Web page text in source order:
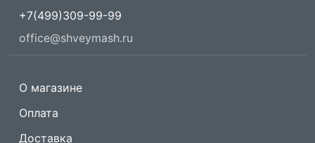
+7(499)309-99-99
office@shveymash.ru
О магазине
Оплата
Доставка